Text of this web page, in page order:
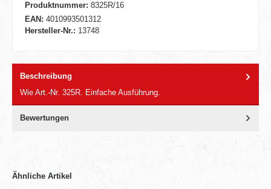
Produktnummer: 8325R/16
EAN: 4010993501312
Hersteller-Nr.: 13748
Beschreibung
Wie Art.-Nr. 325R. Einfache Ausführung.
Bewertungen
Ähnliche Artikel